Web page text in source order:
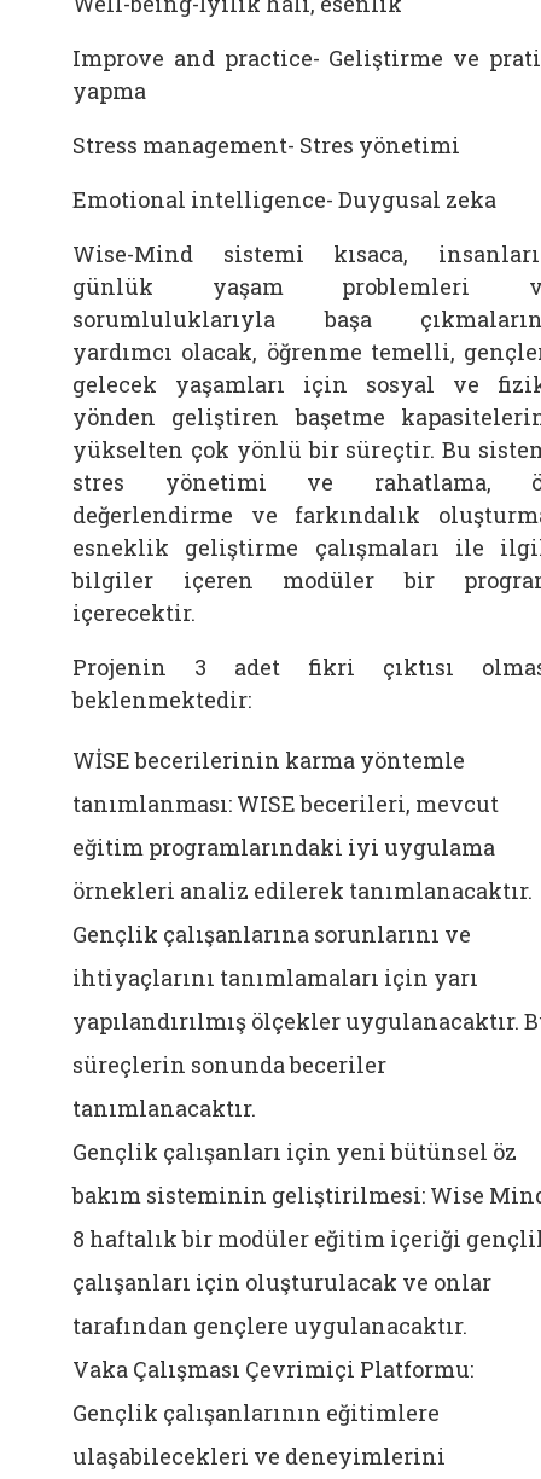
Improve and practice- Geliştirme ve
yapma
Stress management- Stres yönetimi
Emotional intelligence- Duygusal zeka
Wise-Mind sistemi kısaca,
günlük yaşam problemleri
sorumluluklarıyla başa
yardımcı olacak, öğrenme temelli,
gelecek yaşamları için sosyal ve
yönden geliştiren başetme
yükselten çok yönlü bir süreçtir. Bu
stres yönetimi ve rahatlama,
değerlendirme ve farkındalık
esneklik geliştirme çalışmaları ile
bilgiler içeren modüler bir
içerecektir.
Projenin 3 adet fikri çıktısı
beklenmektedir:
WİSE becerilerinin karma yöntemle
tanımlanması: WISE becerileri, mevcut
eğitim programlarındaki iyi uygulama
örnekleri analiz edilerek tanımlanacaktır.
Gençlik çalışanlarına sorunlarını ve
ihtiyaçlarını tanımlamaları için yarı
yapılandırılmış ölçekler uygulanacaktır.
süreçlerin sonunda beceriler
tanımlanacaktır.
Gençlik çalışanları için yeni bütünsel öz
bakım sisteminin geliştirilmesi: Wise
8 haftalık bir modüler eğitim içeriği
çalışanları için oluşturulacak ve onlar
tarafından gençlere uygulanacaktır.
Vaka Çalışması Çevrimiçi Platformu:
Gençlik çalışanlarının eğitimlere
ulaşabilecekleri ve deneyimlerini